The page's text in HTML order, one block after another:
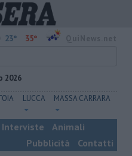
23° 35°
2026
LUCCA MASSA CARRARA
Interviste
Animali
Pubblicità
Contatti